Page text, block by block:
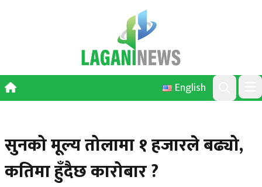
English
Search
सुनको मूल्य तोलामा १ हजारले बढ्यो,
कतिमा हुँदैछ कारोबार ?